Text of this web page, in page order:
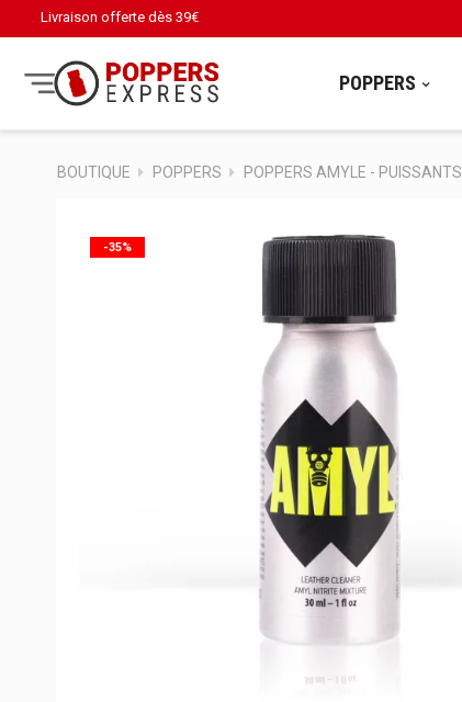
Livraison offerte dès 39€
POPPERS
BOUTIQUE POPPERS POPPERS AMYLE - PUISSANTS
-35%